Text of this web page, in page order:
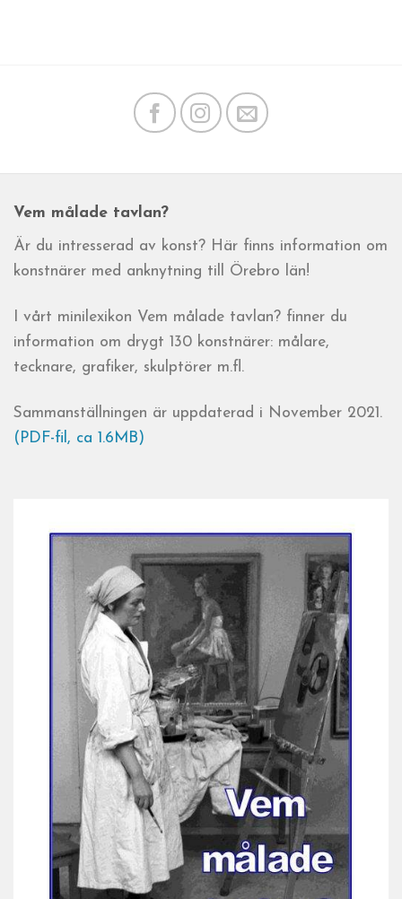
Vem målade tavlan?
Är du intresserad av konst? Här finns information om
konstnärer med anknytning till Örebro län!
I vårt minilexikon Vem målade tavlan? finner du
information om drygt 130 konstnärer: målare,
tecknare, grafiker, skulptörer m.fl.
Sammanställningen är uppdaterad i November 2021.
(PDF-fil, ca 1.6MB)